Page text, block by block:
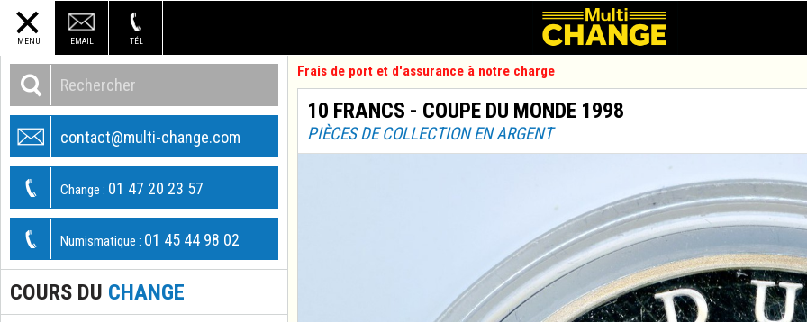
MENU EMAIL TÉL
contact@multi-change.com
Change : 01 47 20 23 57
Numismatique : 01 45 44 98 02
COURS DU CHANGE
Frais de port et d'assurance à notre charge
10 FRANCS - COUPE DU MONDE 1998
PIÈCES DE COLLECTION EN ARGENT